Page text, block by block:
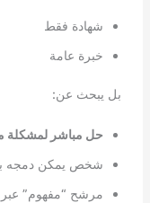
شهادة فقط
خبرة عامة
بل يبحث عن:
حل مباشر لمشكلة
شخص يمكن دمجه
مرشح “مفهوم” عبر